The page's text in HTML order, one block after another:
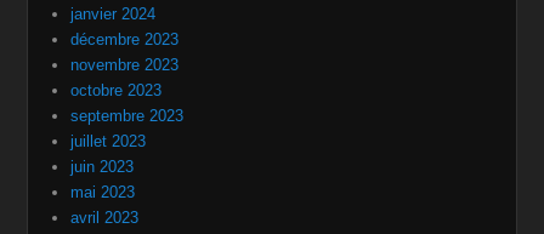
janvier 2024
décembre 2023
novembre 2023
octobre 2023
septembre 2023
juillet 2023
juin 2023
mai 2023
avril 2023